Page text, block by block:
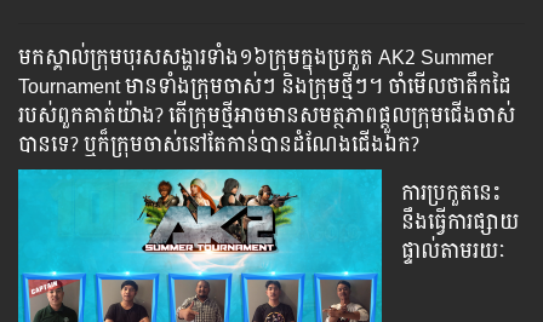
មកស្គាល់ក្រុមបុរសសង្ហារទាំង១៦ក្រុមក្នុងប្រកួត AK2 Summer
Tournament មានទាំងក្រុមចាស់ៗ និងក្រុមថ្មីៗ។​ ចាំមើលថាតឹកដៃ
របស់ពួកគាត់យ៉ាង? តើក្រុមថ្មីអាចមានសមត្ថភាពផ្តួលក្រុមជើងចាស់
បានទេ? ឬក៏ក្រុមចាស់នៅតែកាន់បានដំណែងជើងឯក?
ការប្រកួតនេះ
នឹងធ្វើការផ្សាយ
ផ្ទាល់តាមរយៈ